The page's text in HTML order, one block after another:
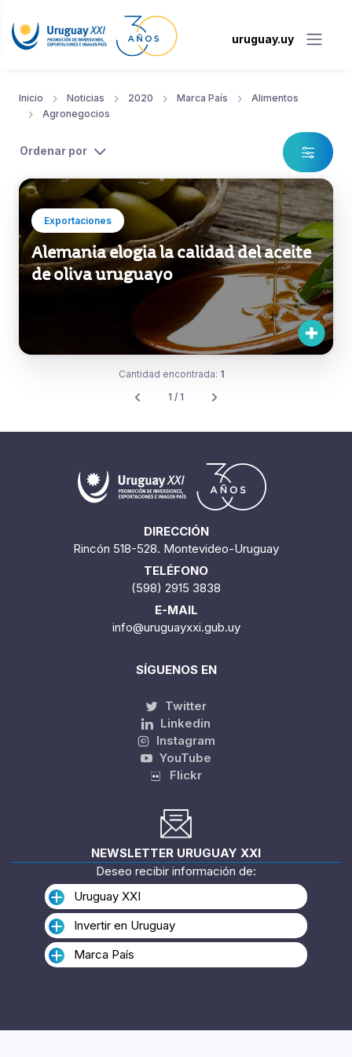
uruguay.uy
Inicio Noticias 2020 Marca País
Alimentos
Agronegocios
Ordenar por
Exportaciones
Alemania elogia la calidad del aceite
de oliva uruguayo
Cantidad encontrada: 1
1 / 1
DIRECCIÓN
Rincón 518-528. Montevideo-Uruguay
TELÉFONO
(598) 2915 3838
E-MAIL
info@uruguayxxi.gub.uy
SÍGUENOS EN
Twitter
Linkedin
Instagram
YouTube
Flickr
NEWSLETTER URUGUAY XXI
Deseo recibir información de:
Uruguay XXI
Invertir en Uruguay
Marca País